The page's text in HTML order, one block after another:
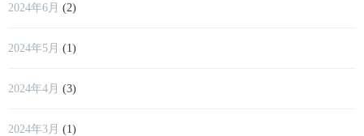
2024年6月 (2)
2024年5月 (1)
2024年4月 (3)
2024年3月 (1)